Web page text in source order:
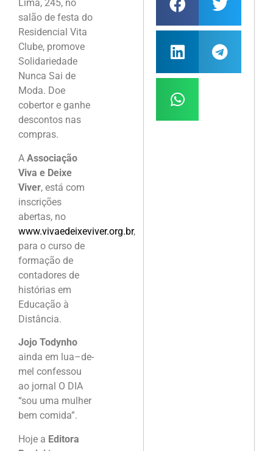
Lima, 245, no
salão de festa do
Residencial Vita
Clube, promove
Solidariedade
Nunca Sai de
Moda. Doe
cobertor e ganhe
descontos nas
compras.
A Associação
Viva e Deixe
Viver, está com
inscrições
abertas, no
www.vivaedeixeviver.org.br,
para o curso de
formação de
contadores de
histórias em
Educação à
Distância.
Jojo Todynho
ainda em lua–de-
mel confessou
ao jornal O DIA
“sou uma mulher
bem comida”.
Hoje a Editora